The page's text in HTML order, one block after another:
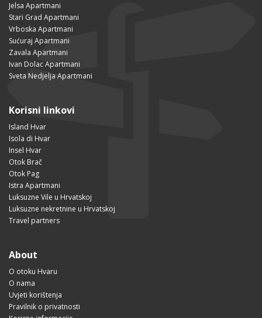
Jelsa Apartmani
Stari Grad Apartmani
Vrboska Apartmani
Sućuraj Apartmani
Zavala Apartmani
Ivan Dolac Apartmani
Sveta Nedjelja Apartmani
Korisni linkovi
Island Hvar
Isola di Hvar
Insel Hvar
Otok Brač
Otok Pag
Istra Apartmani
Luksuzne Vile u Hrvatskoj
Luksuzne nekretnine u Hrvatskoj
Travel partners
About
O otoku Hvaru
O nama
Uvjeti korištenja
Pravilnik o privatnosti